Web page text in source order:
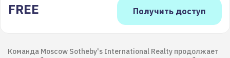
FREE
Команда Moscow Sotheby's International Realty продолжает